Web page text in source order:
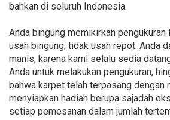
bahkan di seluruh Indonesia.
Anda bingung memikirkan pengukuran
usah bingung, tidak usah repot. Anda
manis, karena kami selalu sedia
Anda untuk melakukan pengukuran,
bahwa karpet telah terpasang dengan
menyiapkan hadiah berupa sajadah
setiap pemesanan dalam jumlah